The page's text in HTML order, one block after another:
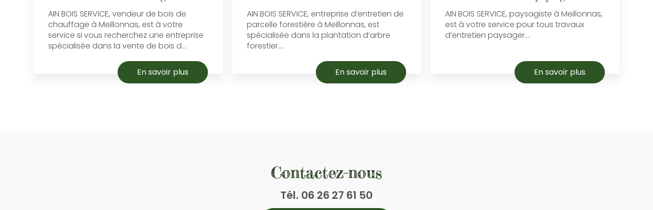
AIN BOIS SERVICE, vendeur de bois de
chauffage à Meillonnas, est à votre
service si vous recherchez une entreprise
spécialisée dans la vente de bois d...
En savoir plus
AIN BOIS SERVICE, entreprise d’entretien de
parcelle forestière à Meillonnas, est
spécialisée dans la plantation d’arbre
forestier....
En savoir plus
AIN BOIS SERVICE, paysagiste à Meillonnas,
est à votre service pour tous travaux
d’entretien paysager....
En savoir plus
Contactez-nous
Tél. 06 26 27 61 50